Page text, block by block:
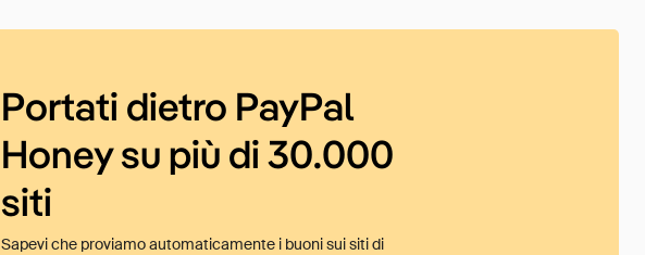
Portati dietro PayPal
Honey su più di 30.000
siti
Sapevi che proviamo automaticamente i buoni sui siti di